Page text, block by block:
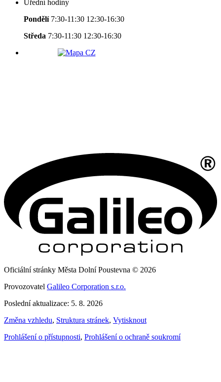
Úřední hodiny
Pondělí 7:30-11:30 12:30-16:30
Středa 7:30-11:30 12:30-16:30
Oficiální stránky Města Dolní Poustevna © 2026
Provozovatel Galileo Corporation s.r.o.
Poslední aktualizace: 5. 8. 2026
Změna vzhledu, Struktura stránek, Vytisknout
Prohlášení o přístupnosti, Prohlášení o ochraně soukromí